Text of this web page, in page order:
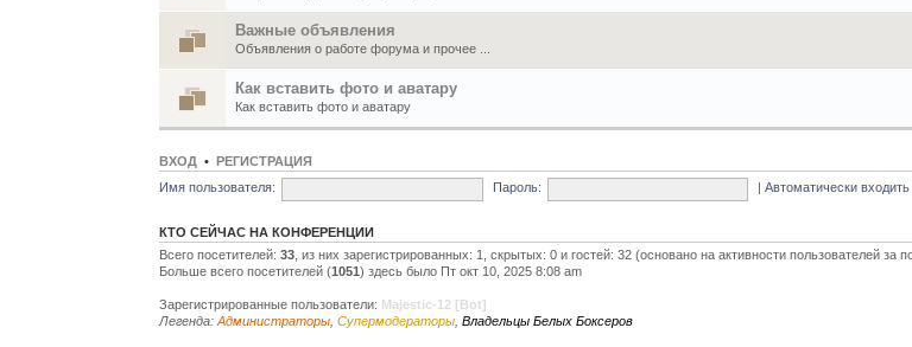
Важные объявления
Объявления о работе форума и прочее ...
Как вставить фото и аватару
Как вставить фото и аватару
ВХОД •РЕГИСТРАЦИЯ
Имя пользователя:
Пароль: Автоматически
КТО СЕЙЧАС НА КОНФЕРЕНЦИИ
Всего посетителей:33 , из них зарегистрированных: 1, скрытых: 0 и гостей: 32 (основано на активности пользователей за
Больше всего посетителей (1051) здесь было Пт окт 10, 2025 8:08 am
Зарегистрированные пользователи: Majestic-12 [Bot]
Легенда:Администраторы ,Супермодераторы ,Владельцы Белых Боксеров